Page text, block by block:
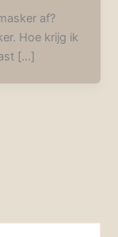
af?
Hoe krijg ik
[…]